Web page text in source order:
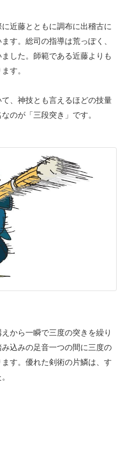
近藤とともに調布に出稽古に
す。総司の指導は荒っぽく、
した。師範である近藤よりも
す。
、神技とも言えるほどの技量
のが「三段突き」です。
から一瞬で三度の突きを繰り
込みの足音一つの間に三度の
す。優れた剣術の片鱗は、す